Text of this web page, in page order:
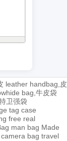
leather handbag,皮
bag,牛皮袋
卫强袋
tag case
free real
man bag Made
camera bag travel